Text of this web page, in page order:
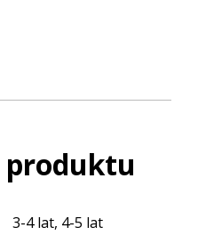
produktu
3-4 lat, 4-5 lat